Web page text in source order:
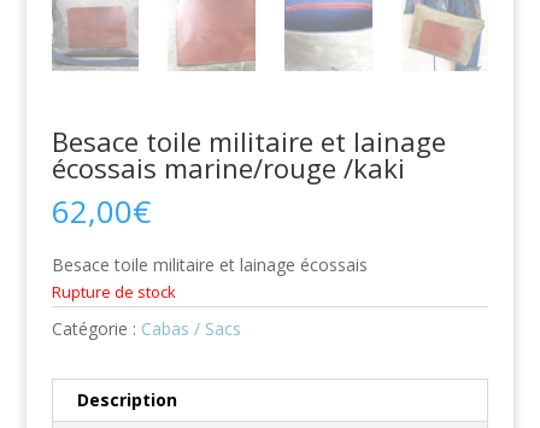
Besace toile militaire et lainage
écossais marine/rouge /kaki
62,00€
Besace toile militaire et lainage écossais
Rupture de stock
Catégorie : Cabas / Sacs
Description